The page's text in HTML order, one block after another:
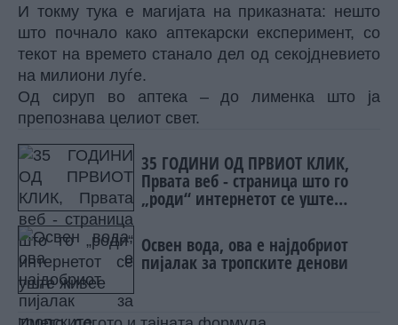
И токму тука е магијата на приказната: нешто
што почнало како аптекарски експеримент, со
текот на времето станало дел од секојдневието
на милиони луѓе.
Од сируп во аптека – до лименка што ја
препознава целиот свет.
35 ГОДИНИ ОД ПРВИОТ КЛИК,
Првата веб - страница што го
„роди“ интернетот се уште
Освен вода, ова е најдобриот
пијалак за тропските денови